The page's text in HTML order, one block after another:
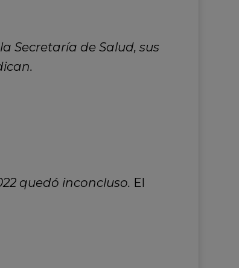
Secretaría de Salud, sus
quedó inconcluso. El